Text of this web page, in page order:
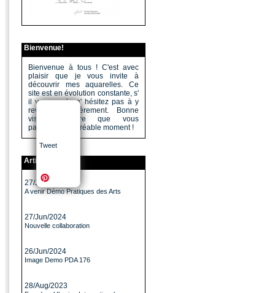
Tweet
Bienvenue!
Bienvenue à tous ! C'est avec
plaisir que je vous invite à
découvrir mes aquarelles. Ce
site est en évolution constante, s'
il vous a plu n' hésitez pas à y
revenir régulièrement. Bonne
visite, j'espère que vous
passerez un agréable moment !
Articles
27/Jun/2024
A venir Démo Pratiques des Arts
27/Jun/2024
Nouvelle collaboration
26/Jun/2024
Image Demo PDA 176
28/Aug/2023